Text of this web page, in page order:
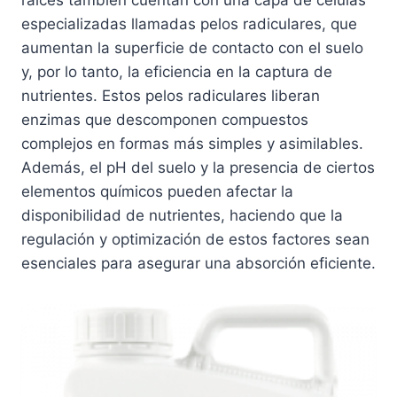
especializadas llamadas pelos radiculares, que
aumentan la superficie de contacto con el suelo
y, por lo tanto, la eficiencia en la captura de
nutrientes. Estos pelos radiculares liberan
enzimas que descomponen compuestos
complejos en formas más simples y asimilables.
Además, el pH del suelo y la presencia de ciertos
elementos químicos pueden afectar la
disponibilidad de nutrientes, haciendo que la
regulación y optimización de estos factores sean
esenciales para asegurar una absorción eficiente.